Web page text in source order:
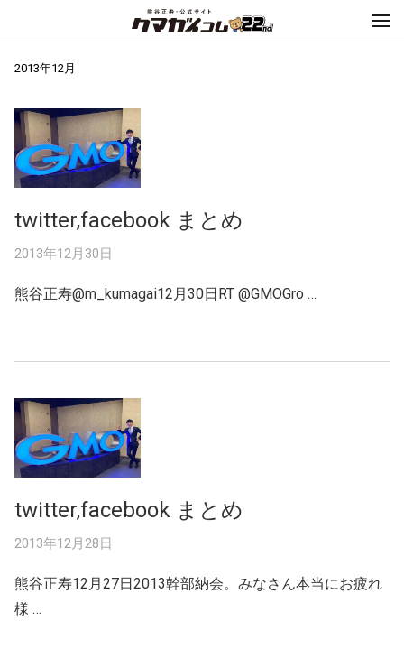
2013年12月
twitter,facebook まとめ
2013年12月30日
熊谷正寿@m_kumagai12月30日RT @GMOGro …
twitter,facebook まとめ
2013年12月28日
熊谷正寿12月27日2013幹部納会。みなさん本当にお疲れ
様 …